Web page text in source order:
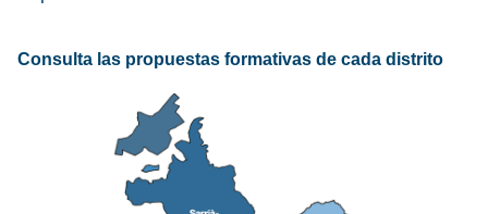
Consulta las propuestas formativas de cada distrito